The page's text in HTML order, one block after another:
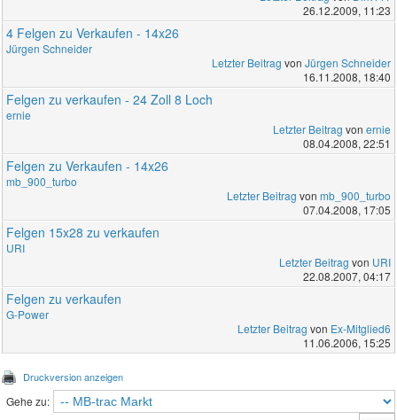
26.12.2009, 11:23
4 Felgen zu Verkaufen - 14x26
Jürgen Schneider
Letzter Beitrag von Jürgen Schneider
16.11.2008, 18:40
Felgen zu verkaufen - 24 Zoll 8 Loch
ernie
Letzter Beitrag von ernie
08.04.2008, 22:51
Felgen zu Verkaufen - 14x26
mb_900_turbo
Letzter Beitrag von mb_900_turbo
07.04.2008, 17:05
Felgen 15x28 zu verkaufen
URI
Letzter Beitrag von URI
22.08.2007, 04:17
Felgen zu verkaufen
G-Power
Letzter Beitrag von Ex-Mitglied6
11.06.2006, 15:25
Druckversion anzeigen
Gehe zu: